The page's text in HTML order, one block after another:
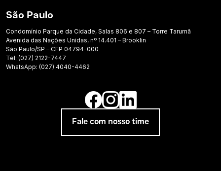
São Paulo
Condomínio Parque da Cidade, Salas 806 e 807 – Torre Tarumã
Avenida das Nações Unidas, nº 14.401 – Brooklin
São Paulo/SP – CEP 04794-000
Tel: (027) 2122-7447
WhatsApp: (027) 4040-4462
Fale com nosso time